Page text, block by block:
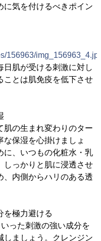
に気を付けるべきポイン
156963/
日肌が受ける刺激に対し
ことは肌免疫を低下させ
肌の生まれ変わりのター
な保湿を心掛けましょ
に、いつもの化粧水・乳
しっかりと肌に浸透させ
、内側からハリのある透
極力避ける
った刺激の強い成分を
しましょう。クレンジン